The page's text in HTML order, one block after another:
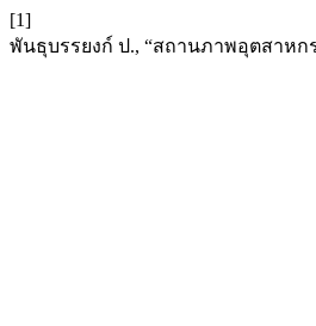
[1]
พันธุบรรยงก์ ป., “สถานภาพอุตสาหก